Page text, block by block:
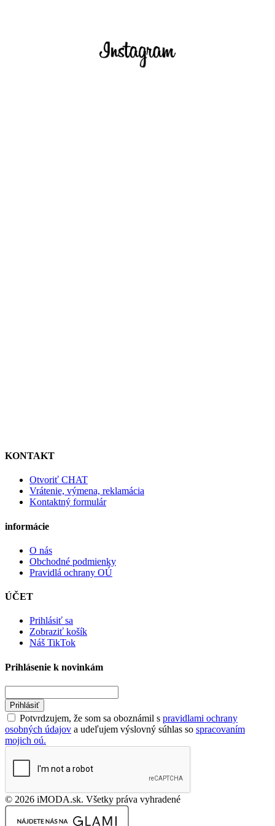
KONTAKT
Otvoriť CHAT
Vrátenie, výmena, reklamácia
Kontaktný formulár
informácie
O nás
Obchodné podmienky
Pravidlá ochrany OÚ
ÚČET
Prihlásiť sa
Zobraziť košík
Náš TikTok
Prihlásenie k novinkám
Prihlásiť
Potvrdzujem, že som sa oboznámil s pravidlami ochrany
osobných údajov a udeľujem výslovný súhlas so spracovaním
mojich oú.
© 2026 iMODA.sk. Všetky práva vyhradené